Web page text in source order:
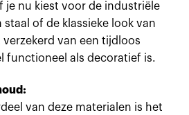
je nu kiest voor de industriële
of de klassieke look van
van een tijdloos
functioneel als decoratief is.
van deze materialen is het